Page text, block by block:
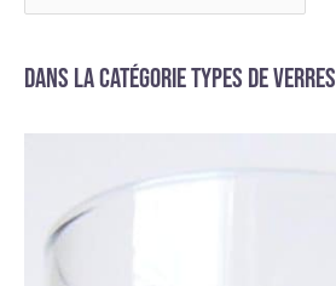
Dans la catégorie Types de verres